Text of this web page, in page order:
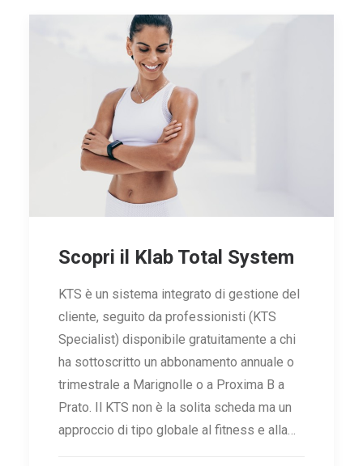
Scopri il Klab Total System
KTS è un sistema integrato di gestione del
cliente, seguito da professionisti (KTS
Specialist) disponibile gratuitamente a chi
ha sottoscritto un abbonamento annuale o
trimestrale a Marignolle o a Proxima B a
Prato. Il KTS non è la solita scheda ma un
approccio di tipo globale al fitness e alla…